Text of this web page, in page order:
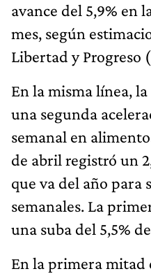
avance del 5,9% en
mes, según
Libertad y Progreso
En la misma línea,
una segunda
semanal en
de abril registró un
que va del año para
semanales. La
una suba del 5,5%
En la primera mitad